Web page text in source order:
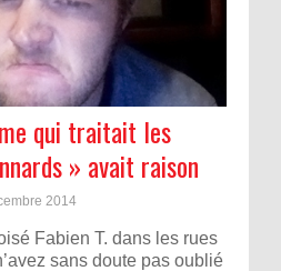
qui traitait les
» avait raison
2014
Fabien T. dans les rues
sans doute pas oublié